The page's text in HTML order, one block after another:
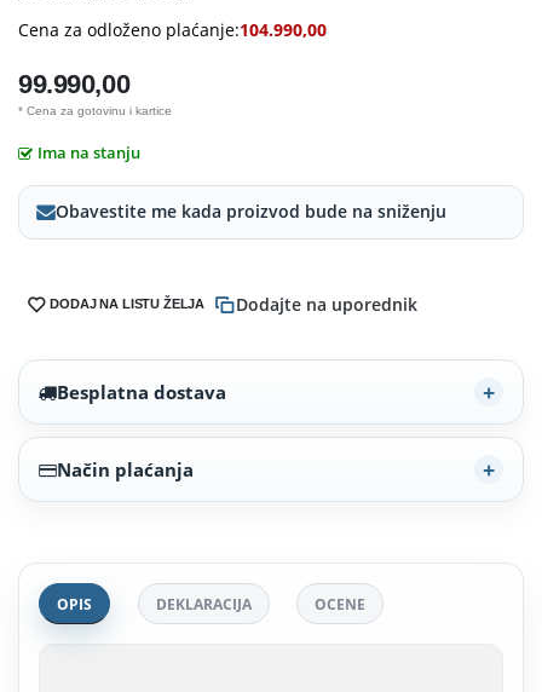
Cena za odloženo plaćanje:104.990,00
99.990,00
* Cena za gotovinu i kartice
Ima na stanju
Obavestite me kada proizvod bude na sniženju
DODAJ NA LISTU ŽELJA Dodajte na uporednik
Besplatna dostava
Način plaćanja
OPIS DEKLARACIJA OCENE